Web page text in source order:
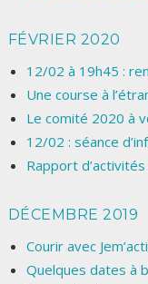
FÉVRIER 2020
12/02 à 19h45 :
Une course à
Le comité 2020 à
12/02 : séance
Rapport
DÉCEMBRE 2019
Courir avec
Quelques dates à